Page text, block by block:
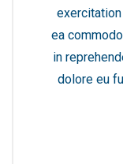
ea
in
dolore eu